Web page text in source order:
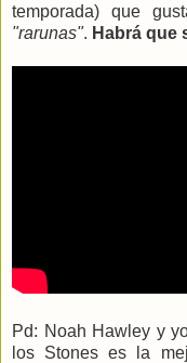
temporada) que
"rarunas". Habrá que
Pd: Noah Hawley y
los Stones es la